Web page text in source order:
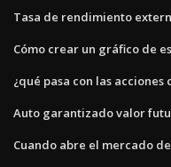
Tasa de rendimiento
Cómo crear un gráfico de
¿qué pasa con las acciones
Auto garantizado valor
Cuando abre el mercado